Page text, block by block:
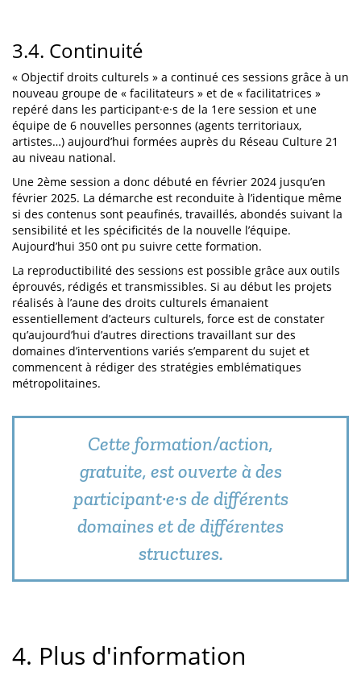
3.4. Continuité
« Objectif droits culturels » a continué ces sessions grâce à un
nouveau groupe de « facilitateurs » et de « facilitatrices »
repéré dans les participant·e·s de la 1ere session et une
équipe de 6 nouvelles personnes (agents territoriaux,
artistes…) aujourd’hui formées auprès du Réseau Culture 21
au niveau national.
Une 2ème session a donc débuté en février 2024 jusqu’en
février 2025. La démarche est reconduite à l’identique même
si des contenus sont peaufinés, travaillés, abondés suivant la
sensibilité et les spécificités de la nouvelle l’équipe.
Aujourd’hui 350 ont pu suivre cette formation.
La reproductibilité des sessions est possible grâce aux outils
éprouvés, rédigés et transmissibles. Si au début les projets
réalisés à l’aune des droits culturels émanaient
essentiellement d’acteurs culturels, force est de constater
qu’aujourd’hui d’autres directions travaillant sur des
domaines d’interventions variés s’emparent du sujet et
commencent à rédiger des stratégies emblématiques
métropolitaines.
Cette formation/action,
gratuite, est ouverte à des
participant·e·s de différents
domaines et de différentes
structures.
4. Plus d'information